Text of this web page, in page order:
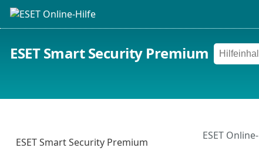
ESET Smart Security Premium
ESET